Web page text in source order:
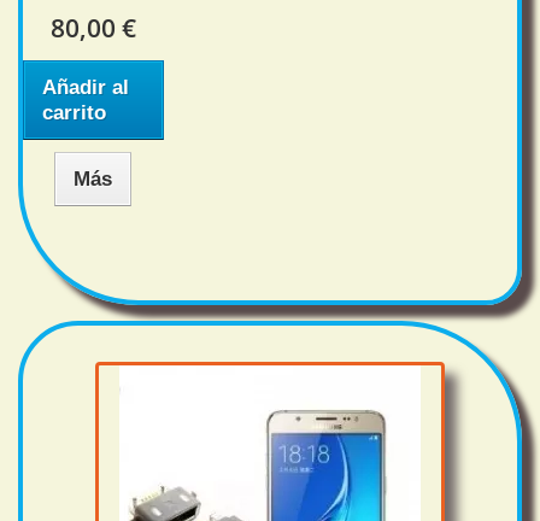
80,00 €
Añadir al
carrito
Más